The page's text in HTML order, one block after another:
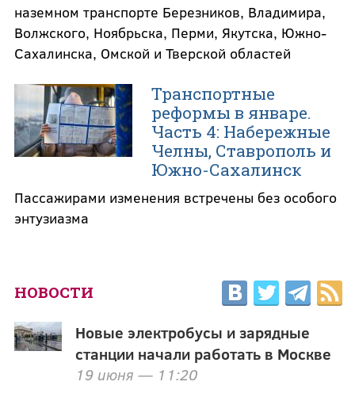
наземном транспорте Березников, Владимира,
Волжского, Ноябрьска, Перми, Якутска, Южно-
Сахалинска, Омской и Тверской областей
Транспортные
реформы в январе.
Часть 4: Набережные
Челны, Ставрополь и
Южно-Сахалинск
Пассажирами изменения встречены без особого
энтузиазма
НОВОСТИ
Новые электробусы и зарядные
станции начали работать в Москве
19 июня — 11:20